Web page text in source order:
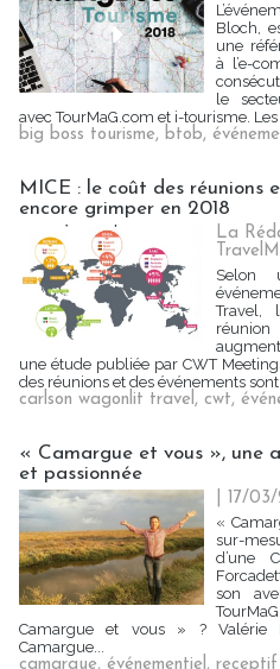
Bloch,
une
à l’e-
le
avec TourMaG.com et i-tourisme.
big boss tourisme, btob,
MICE : le coût des réunions
encore grimper en 2018
La
Selon
Travel,
une étude publiée par CWT
des réunions et des événements
carlson wagonlit travel, cwt,
« Camargue et vous », une
et passionnée
| 17/
«
sur-
d’une
son
Camargue et vous » ? Valérie
Camargue...
camargue, événementiel, receptif